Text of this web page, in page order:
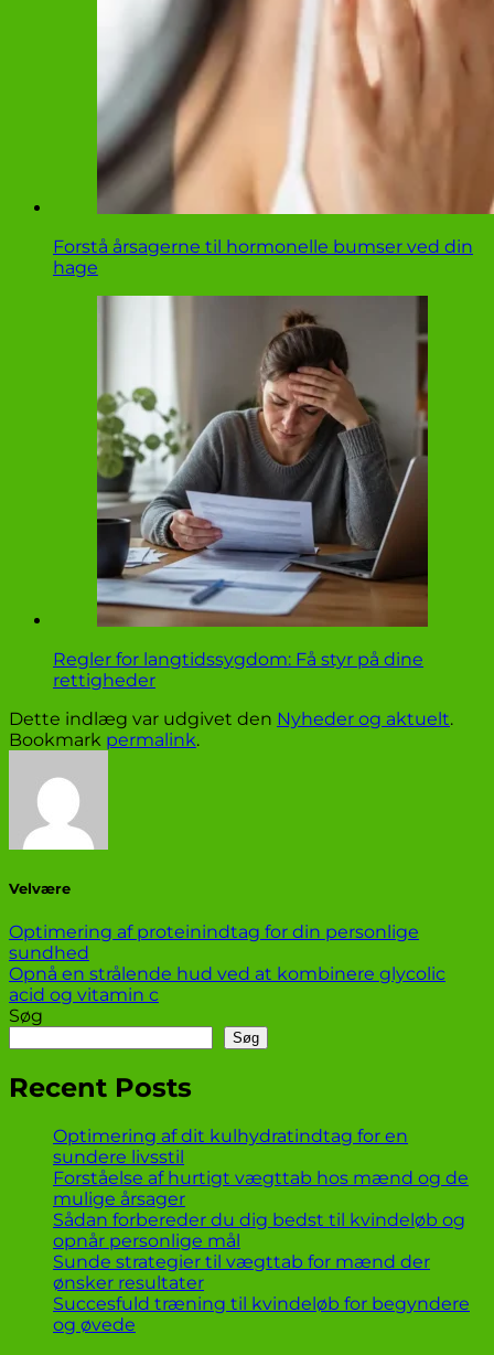
Forstå årsagerne til hormonelle bumser ved din
hage
Regler for langtidssygdom: Få styr på dine
rettigheder
Dette indlæg var udgivet den Nyheder og aktuelt.
Bookmark permalink.
Velvære
Optimering af proteinindtag for din personlige
sundhed
Opnå en strålende hud ved at kombinere glycolic
acid og vitamin c
Søg
Søg
Recent Posts
Optimering af dit kulhydratindtag for en
sundere livsstil
Forståelse af hurtigt vægttab hos mænd og de
mulige årsager
Sådan forbereder du dig bedst til kvindeløb og
opnår personlige mål
Sunde strategier til vægttab for mænd der
ønsker resultater
Succesfuld træning til kvindeløb for begyndere
og øvede